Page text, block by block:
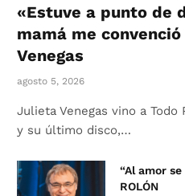
«Estuve a punto de
mamá me
Venegas
agosto 5, 2026
Julieta Venegas vino a
y su último disco,…
“Al amor
ROLÓN